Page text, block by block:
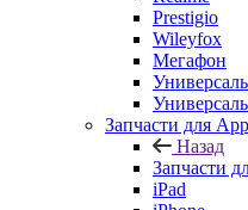
Запчасти для
Назад
Запчасти
iPad
iPhone
MacBook
iPod
iMac
Запчасти